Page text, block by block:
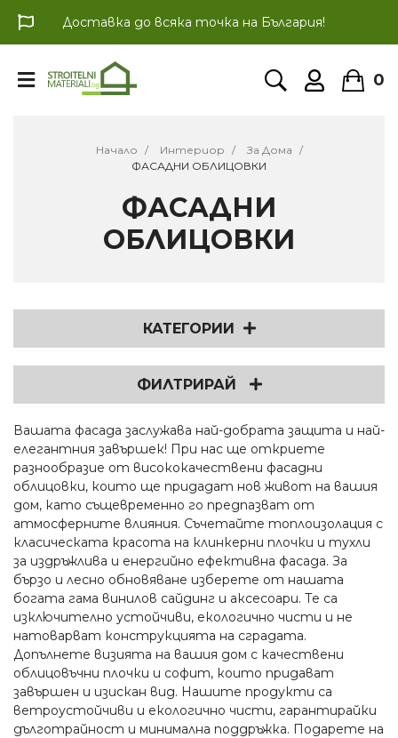
Доставка до всяка точка на България!
0
Начало Интериор
За Дома
ФАСАДНИ ОБЛИЦОВКИ
ФАСАДНИ
ОБЛИЦОВКИ
КАТЕГОРИИ
ФИЛТРИРАЙ
Вашата фасада заслужава най-добрата защита и най-
елегантния завършек! При нас ще откриете
разнообразие от висококачествени фасадни
облицовки, които ще придадат нов живот на вашия
дом, като същевременно го предпазват от
атмосферните влияния. Съчетайте топлоизолация с
класическата красота на клинкерни плочки и тухли
за издръжлива и енергийно ефективна фасада. За
бързо и лесно обновяване изберете от нашата
богата гама винилов сайдинг и аксесоари. Те са
изключително устойчиви, екологично чисти и не
натоварват конструкцията на сградата.
Допълнете визията на вашия дом с качествени
облицовъчни плочки и софит, които придават
завършен и изискан вид. Нашите продукти са
ветроустойчиви и екологично чисти, гарантирайки
дълготрайност и минимална поддръжка. Подарете на